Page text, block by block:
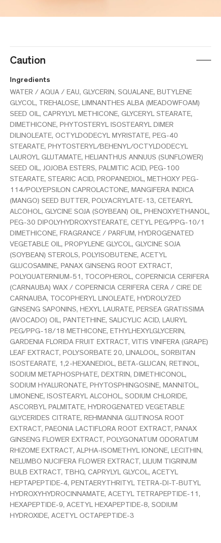
Caution
Ingredients
WATER / AQUA / EAU, GLYCERIN, SQUALANE, BUTYLENE
GLYCOL, TREHALOSE, LIMNANTHES ALBA (MEADOWFOAM)
SEED OIL, CAPRYLYL METHICONE, GLYCERYL STEARATE,
DIMETHICONE, PHYTOSTERYL ISOSTEARYL DIMER
DILINOLEATE, OCTYLDODECYL MYRISTATE, PEG-40
STEARATE, PHYTOSTERYL/BEHENYL/OCTYLDODECYL
LAUROYL GLUTAMATE, HELIANTHUS ANNUUS (SUNFLOWER)
SEED OIL, JOJOBA ESTERS, PALMITIC ACID, PEG-100
STEARATE, STEARIC ACID, PROPANEDIOL, METHOXY PEG-
114/POLYEPSILON CAPROLACTONE, MANGIFERA INDICA
(MANGO) SEED BUTTER, POLYACRYLATE-13, CETEARYL
ALCOHOL, GLYCINE SOJA (SOYBEAN) OIL, PHENOXYETHANOL,
PEG-30 DIPOLYHYDROXYSTEARATE, CETYL PEG/PPG-10/1
DIMETHICONE, FRAGRANCE / PARFUM, HYDROGENATED
VEGETABLE OIL, PROPYLENE GLYCOL, GLYCINE SOJA
(SOYBEAN) STEROLS, POLYISOBUTENE, ACETYL
GLUCOSAMINE, PANAX GINSENG ROOT EXTRACT,
POLYQUATERNIUM-51, TOCOPHEROL, COPERNICIA CERIFERA
(CARNAUBA) WAX / COPERNICIA CERIFERA CERA / CIRE DE
CARNAUBA, TOCOPHERYL LINOLEATE, HYDROLYZED
GINSENG SAPONINS, HEXYL LAURATE, PERSEA GRATISSIMA
(AVOCADO) OIL, PANTETHINE, SALICYLIC ACID, LAURYL
PEG/PPG-18/18 METHICONE, ETHYLHEXYLGLYCERIN,
GARDENIA FLORIDA FRUIT EXTRACT, VITIS VINIFERA (GRAPE)
LEAF EXTRACT, POLYSORBATE 20, LINALOOL, SORBITAN
ISOSTEARATE, 1,2-HEXANEDIOL, BETA-GLUCAN, RETINOL,
SODIUM METAPHOSPHATE, DEXTRIN, DIMETHICONOL,
SODIUM HYALURONATE, PHYTOSPHINGOSINE, MANNITOL,
LIMONENE, ISOSTEARYL ALCOHOL, SODIUM CHLORIDE,
ASCORBYL PALMITATE, HYDROGENATED VEGETABLE
GLYCERIDES CITRATE, REHMANNIA GLUTINOSA ROOT
EXTRACT, PAEONIA LACTIFLORA ROOT EXTRACT, PANAX
GINSENG FLOWER EXTRACT, POLYGONATUM ODORATUM
RHIZOME EXTRACT, ALPHA-ISOMETHYL IONONE, LECITHIN,
NELUMBO NUCIFERA FLOWER EXTRACT, LILIUM TIGRINUM
BULB EXTRACT, TBHQ, CAPRYLYL GLYCOL, ACETYL
HEPTAPEPTIDE-4, PENTAERYTHRITYL TETRA-DI-T-BUTYL
HYDROXYHYDROCINNAMATE, ACETYL TETRAPEPTIDE-11,
HEXAPEPTIDE-9, ACETYL HEXAPEPTIDE-8, SODIUM
HYDROXIDE, ACETYL OCTAPEPTIDE-3